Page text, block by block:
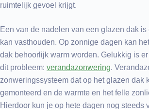
ruimtelijk gevoel krijgt.
Een van de nadelen van een glazen dak is
kan vasthouden. Op zonnige dagen kan
dak behoorlijk warm worden. Gelukkig is
dit probleem: verandazonwering.
zonweringssysteem dat op het glazen dak
gemonteerd en de warmte en het felle
Hierdoor kun je op hete dagen nog steeds